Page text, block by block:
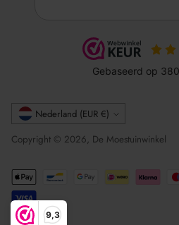
9,3
Valuta
Nederland (EUR €)
Copyright © 2026, De Moestuinwinkel